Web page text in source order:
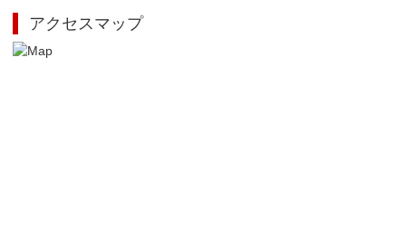
アクセスマップ